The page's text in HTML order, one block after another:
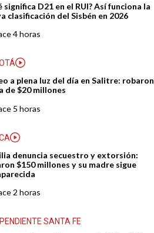
significa D21 en el RUI? Así funciona la
clasificación del Sisbén en 2026
4 horas
a plena luz del día en Salitre: robaron
de $20 millones
5 horas
denuncia secuestro y extorsión:
$150 millones y su madre sigue
2 horas
SANTA FE